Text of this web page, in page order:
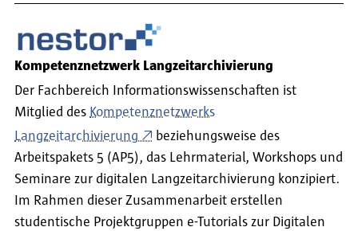
Kompetenznetzwerk Langzeitarchivierung
Der Fachbereich Informationswissenschaften ist
Mitglied des Kompetenznetzwerks
Langzeitarchivierung
beziehungsweise des
Arbeitspakets 5 (AP5), das Lehrmaterial, Workshops und
Seminare zur digitalen Langzeitarchivierung konzipiert.
Im Rahmen dieser Zusammenarbeit erstellen
studentische Projektgruppen e-Tutorials zur Digitalen